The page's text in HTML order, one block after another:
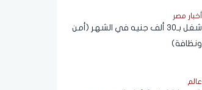
احتياجاتهم
أخبار مصر
شغل بـ30 ألف جنيه في الشهر (أمن
ونظافة)
عالم